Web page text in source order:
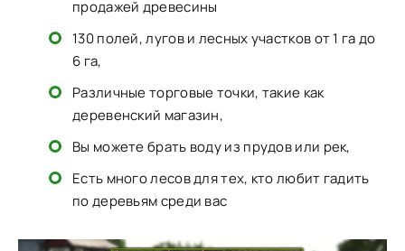
продажей древесины
130 полей, лугов и лесных участков от 1 га до
6 га,
Различные торговые точки, такие как
деревенский магазин,
Вы можете брать воду из прудов или рек,
Есть много лесов для тех, кто любит гадить
по деревьям среди вас